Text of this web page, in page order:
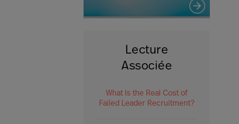
Lecture
Associée
What Is the Real Cost of
Failed Leader Recruitment?